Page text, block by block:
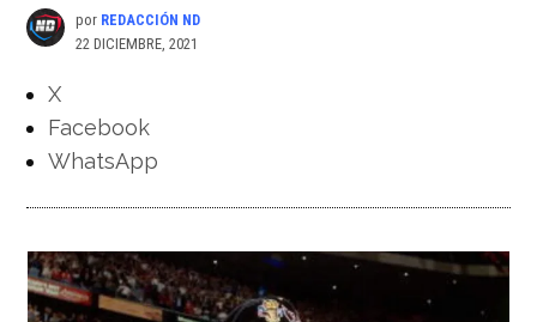
por REDACCIÓN ND
22 DICIEMBRE, 2021
X
Facebook
WhatsApp